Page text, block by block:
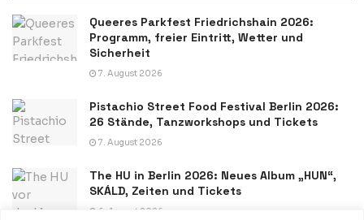
Queeres Parkfest Friedrichshain 2026:
Programm, freier Eintritt, Wetter und
Sicherheit
7. August 2026
Pistachio Street Food Festival Berlin 2026:
26 Stände, Tanzworkshops und Tickets
7. August 2026
The HU in Berlin 2026: Neues Album „HUN“,
SKÁLD, Zeiten und Tickets
6. August 2026